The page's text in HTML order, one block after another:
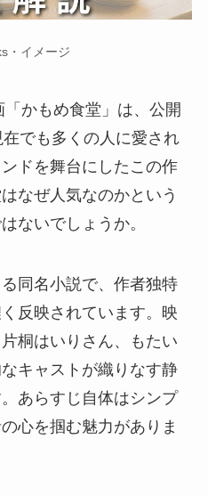
・イメージ
かもめ食堂」は、公開
でも多くの人に愛され
ドを舞台にしたこの作
なぜ人気なのかという
ないでしょうか。
同名小説で、作者独特
反映されています。映
桐はいりさん、もたい
キャストが織りなす静
あらすじ自体はシンプ
心を掴む魅力がありま